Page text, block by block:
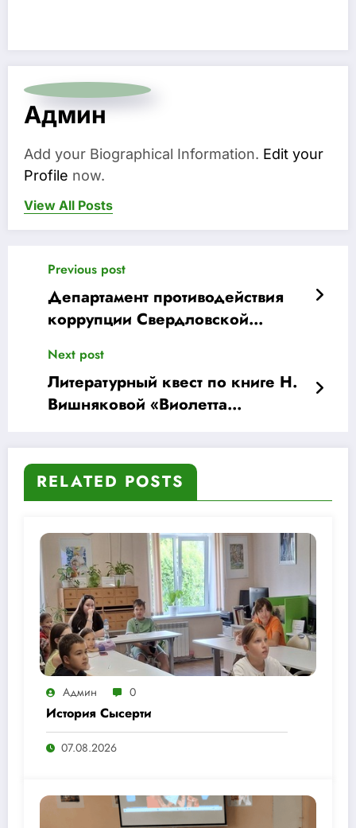
Админ
Add your Biographical Information. Edit your
Profile now.
View All Posts
Previous post
Департамент противодействия
коррупции Свердловской
Next post
Литературный квест по книге Н.
Вишняковой «Виолетта
RELATED POSTS
Админ 0
История Сысерти
07.08.2026